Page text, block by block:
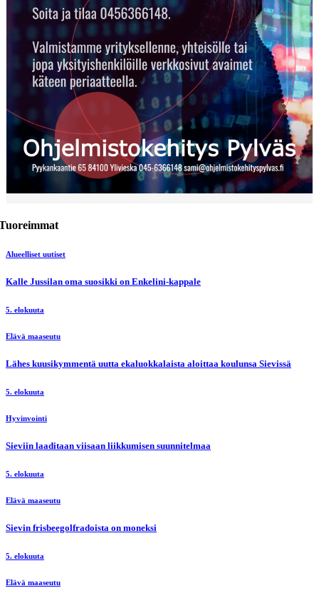
Alueelliset uutiset
Kalle Jussilan oma suosikki on Enkelini-kappale
5. elokuuta
Elävä maaseutu
Lähes kuusikymmentä uutta ekaluokkalaista aloittaa koulunsa Sievissä
5. elokuuta
Hyvinvointi
Sieviin laaditaan viisaan liikkumisen suunnitelmaa
5. elokuuta
Elävä maaseutu
Sievin frisbeegolfradoista on moneksi
5. elokuuta
Elävä maaseutu